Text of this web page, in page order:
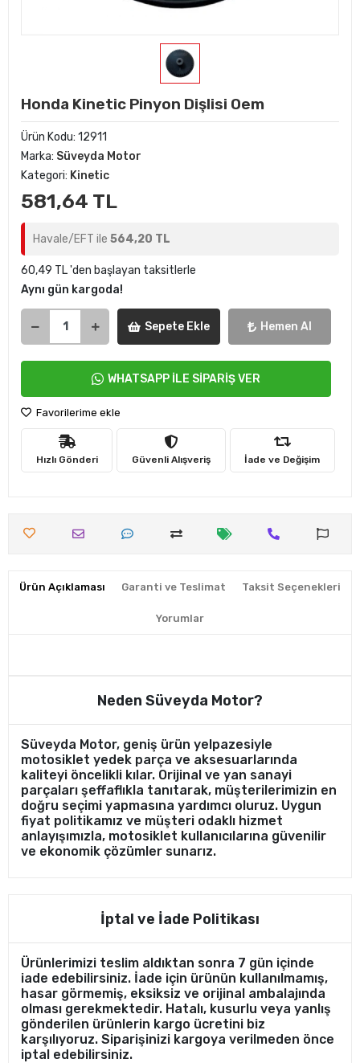
Honda Kinetic Pinyon Dişlisi Oem
Ürün Kodu: 12911
Marka: Süveyda Motor
Kategori: Kinetic
581,64 TL
Havale/EFT ile 564,20 TL
60,49 TL 'den başlayan taksitlerle
Aynı gün kargoda!
Sepete Ekle Hemen Al
WHATSAPP İLE SİPARİŞ VER
Favorilerime ekle
Hızlı Gönderi Güvenli Alışveriş İade ve Değişim
Ürün Açıklaması Garanti ve Teslimat Taksit Seçenekleri
Yorumlar
Neden Süveyda Motor?
Süveyda Motor, geniş ürün yelpazesiyle
motosiklet yedek parça ve aksesuarlarında
kaliteyi öncelikli kılar. Orijinal ve yan sanayi
parçaları şeffaflıkla tanıtarak, müşterilerimizin en
doğru seçimi yapmasına yardımcı oluruz. Uygun
fiyat politikamız ve müşteri odaklı hizmet
anlayışımızla, motosiklet kullanıcılarına güvenilir
ve ekonomik çözümler sunarız.
İptal ve İade Politikası
Ürünlerimizi teslim aldıktan sonra 7 gün içinde
iade edebilirsiniz. İade için ürünün kullanılmamış,
hasar görmemiş, eksiksiz ve orijinal ambalajında
olması gerekmektedir. Hatalı, kusurlu veya yanlış
gönderilen ürünlerin kargo ücretini biz
karşılıyoruz. Siparişinizi kargoya verilmeden önce
iptal edebilirsiniz.